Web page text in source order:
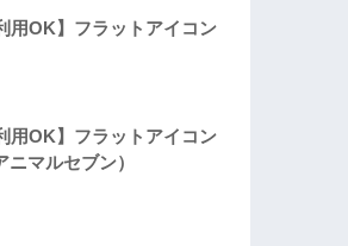
用OK】フラットアイコン
用OK】フラットアイコン
ニマルセブン）